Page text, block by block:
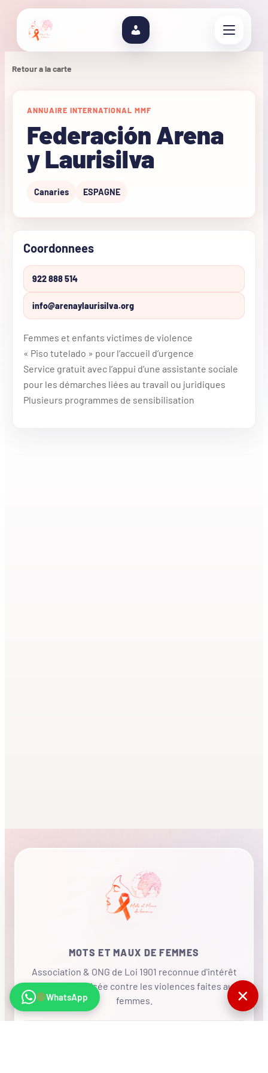
Retour a la carte
ANNUAIRE INTERNATIONAL MMF
Federación Arena
y Laurisilva
Canaries ESPAGNE
Coordonnees
922 888 514
info@arenaylaurisilva.org
Femmes et enfants victimes de violence
« Piso tutelado » pour l’accueil d’urgence
Service gratuit avec l’appui d’une assistante sociale
pour les démarches liées au travail ou juridiques
Plusieurs programmes de sensibilisation
MOTS ET MAUX DE FEMMES
Association & ONG de Loi 1901 reconnue d'intérêt
général, mobilisée contre les violences faites aux
femmes.
WhatsApp ✕